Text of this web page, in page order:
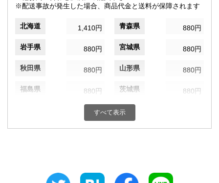
※配送事故が発生した場合、商品代金と送料が保障されます
北海道 1,410円 青森県 880円
岩手県 880円 宮城県 880円
秋田県 880円 山形県 880円
福島県 880円 茨城県 880円
880円 群馬県
埼玉県 千葉県
880円 富山県
すべて表示